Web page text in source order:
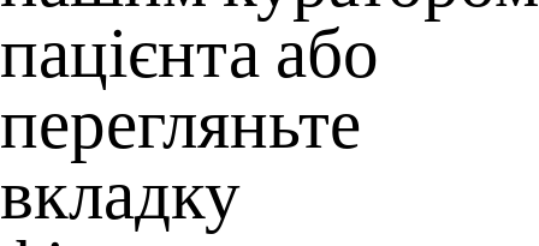
пацієнта або
перегляньте
вкладку